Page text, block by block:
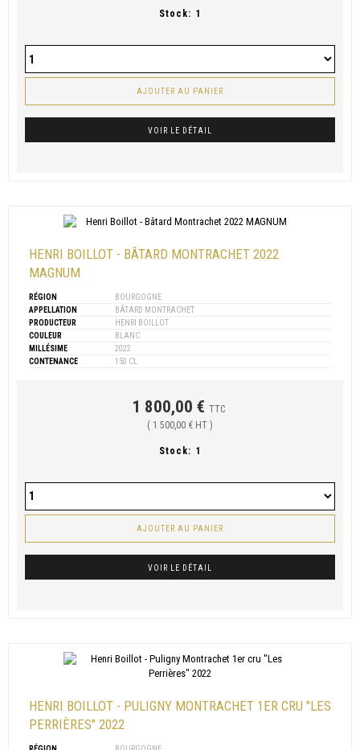
Stock: 1
AJOUTER AU PANIER
VOIR LE DÉTAIL
HENRI BOILLOT - BÂTARD MONTRACHET 2022
MAGNUM
RÉGION
BOURGOGNE
APPELLATION
BÂTARD MONTRACHET
PRODUCTEUR
HENRI BOILLOT
COULEUR
BLANC
MILLÉSIME
2022
CONTENANCE
150 CL
1 800,00 € TTC
( 1 500,00 € HT )
Stock: 1
AJOUTER AU PANIER
VOIR LE DÉTAIL
HENRI BOILLOT - PULIGNY MONTRACHET 1ER CRU "LES
PERRIÈRES" 2022